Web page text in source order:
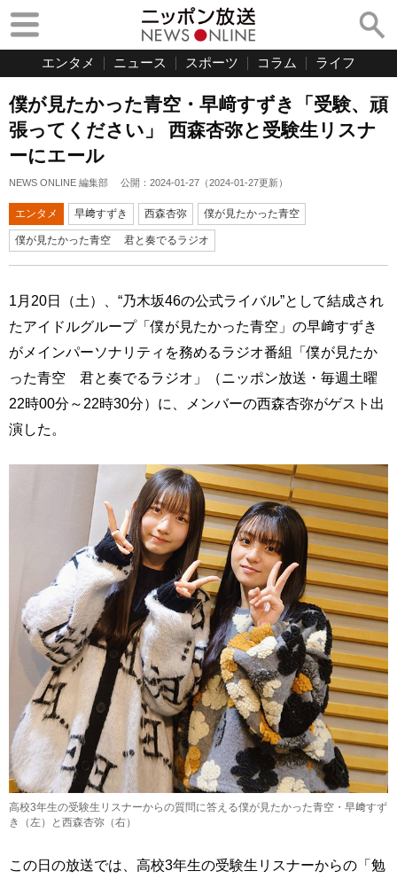
エンタメ ニュース スポーツ コラム ライフ
僕が見たかった青空・早﨑すずき「受験、頑
張ってください」 西森杏弥と受験生リスナ
ーにエール
NEWS ONLINE 編集部 公開： 2024-01-27 （2024-01-27更新）
エンタメ 早﨑すずき 西森杏弥 僕が見たかった青空
僕が見たかった青空 君と奏でるラジオ
1月20日（土）、“乃木坂46の公式ライバル”として結成され
たアイドルグループ「僕が見たかった青空」の早﨑すずき
がメインパーソナリティを務めるラジオ番組「僕が見たか
った青空 君と奏でるラジオ」（ニッポン放送・毎週土曜
22時00分～22時30分）に、メンバーの西森杏弥がゲスト出
演した。
高校3年生の受験生リスナーからの質問に答える僕が見たかった青空・早﨑すず
き（左）と西森杏弥（右）
この日の放送では、高校3年生の受験生リスナーからの「勉